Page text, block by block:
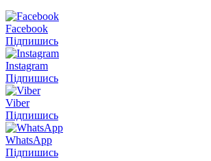
Facebook
Підпишись
Instagram
Підпишись
Viber
Підпишись
WhatsApp
Підпишись